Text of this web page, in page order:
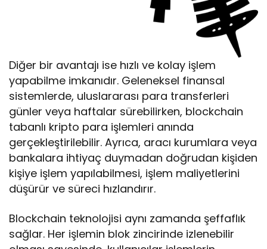
Diğer bir avantajı ise hızlı ve kolay işlem
yapabilme imkanıdır. Geleneksel finansal
sistemlerde, uluslararası para transferleri
günler veya haftalar sürebilirken, blockchain
tabanlı kripto para işlemleri anında
gerçekleştirilebilir. Ayrıca, aracı kurumlara veya
bankalara ihtiyaç duymadan doğrudan kişiden
kişiye işlem yapılabilmesi, işlem maliyetlerini
düşürür ve süreci hızlandırır.
Blockchain teknolojisi aynı zamanda şeffaflık
sağlar. Her işlemin blok zincirinde izlenebilir